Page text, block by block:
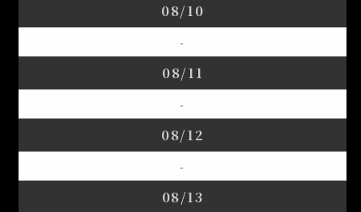
08/10
-
08/11
-
08/12
-
08/13